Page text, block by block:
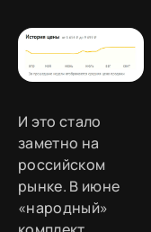
И это стало
заметно на
российском
рынке. В июне
«народный»